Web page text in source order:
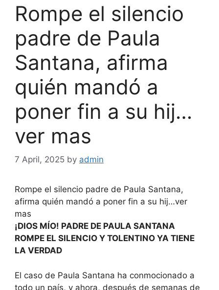
Rompe el silencio
padre de Paula
Santana, afirma
quién mandó a
poner fin a su hij…
ver mas
7 April, 2025 by admin
Rompe el silencio padre de Paula Santana,
afirma quién mandó a poner fin a su hij…ver
mas
¡DIOS MÍO! PADRE DE PAULA SANTANA
ROMPE EL SILENCIO Y TOLENTINO YA TIENE
LA VERDAD
El caso de Paula Santana ha conmocionado a
todo un país, y ahora, después de semanas de